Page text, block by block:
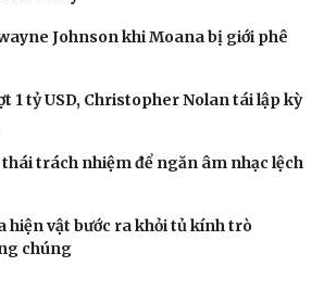
Johnson khi Moana bị giới phê
1 tỷ USD, Christopher Nolan tái lập kỳ
thái trách nhiệm để ngăn âm nhạc lệch
hiện vật bước ra khỏi tủ kính trò
chúng